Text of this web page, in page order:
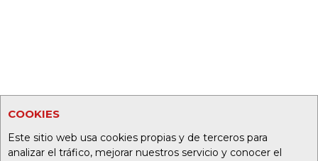
COOKIES
Este sitio web usa cookies propias y de terceros para
analizar el tráfico, mejorar nuestros servicio y conocer el